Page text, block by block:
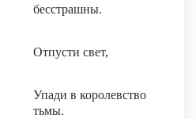
бесстрашны.
Отпусти свет,
Упади в королевство
тьмы.